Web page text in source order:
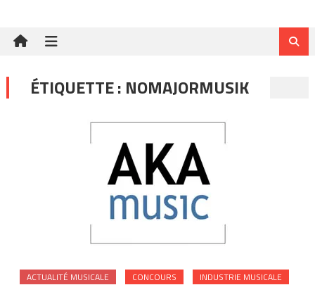
ÉTIQUETTE : NOMAJORMUSIK
ACTUALITÉ MUSICALE CONCOURS
INDUSTRIE MUSICALE